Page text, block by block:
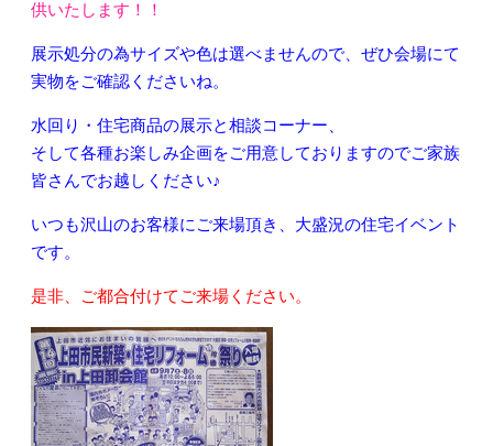
供いたします！！
展示処分の為サイズや色は選べませんので、ぜひ会場にて
実物をご確認くださいね。
水回り・住宅商品の展示と相談コーナー、
そして各種お楽しみ企画をご用意しておりますのでご家族
皆さんでお越しください♪
いつも沢山のお客様にご来場頂き、大盛況の住宅イベント
です。
是非、ご都合付けてご来場ください。